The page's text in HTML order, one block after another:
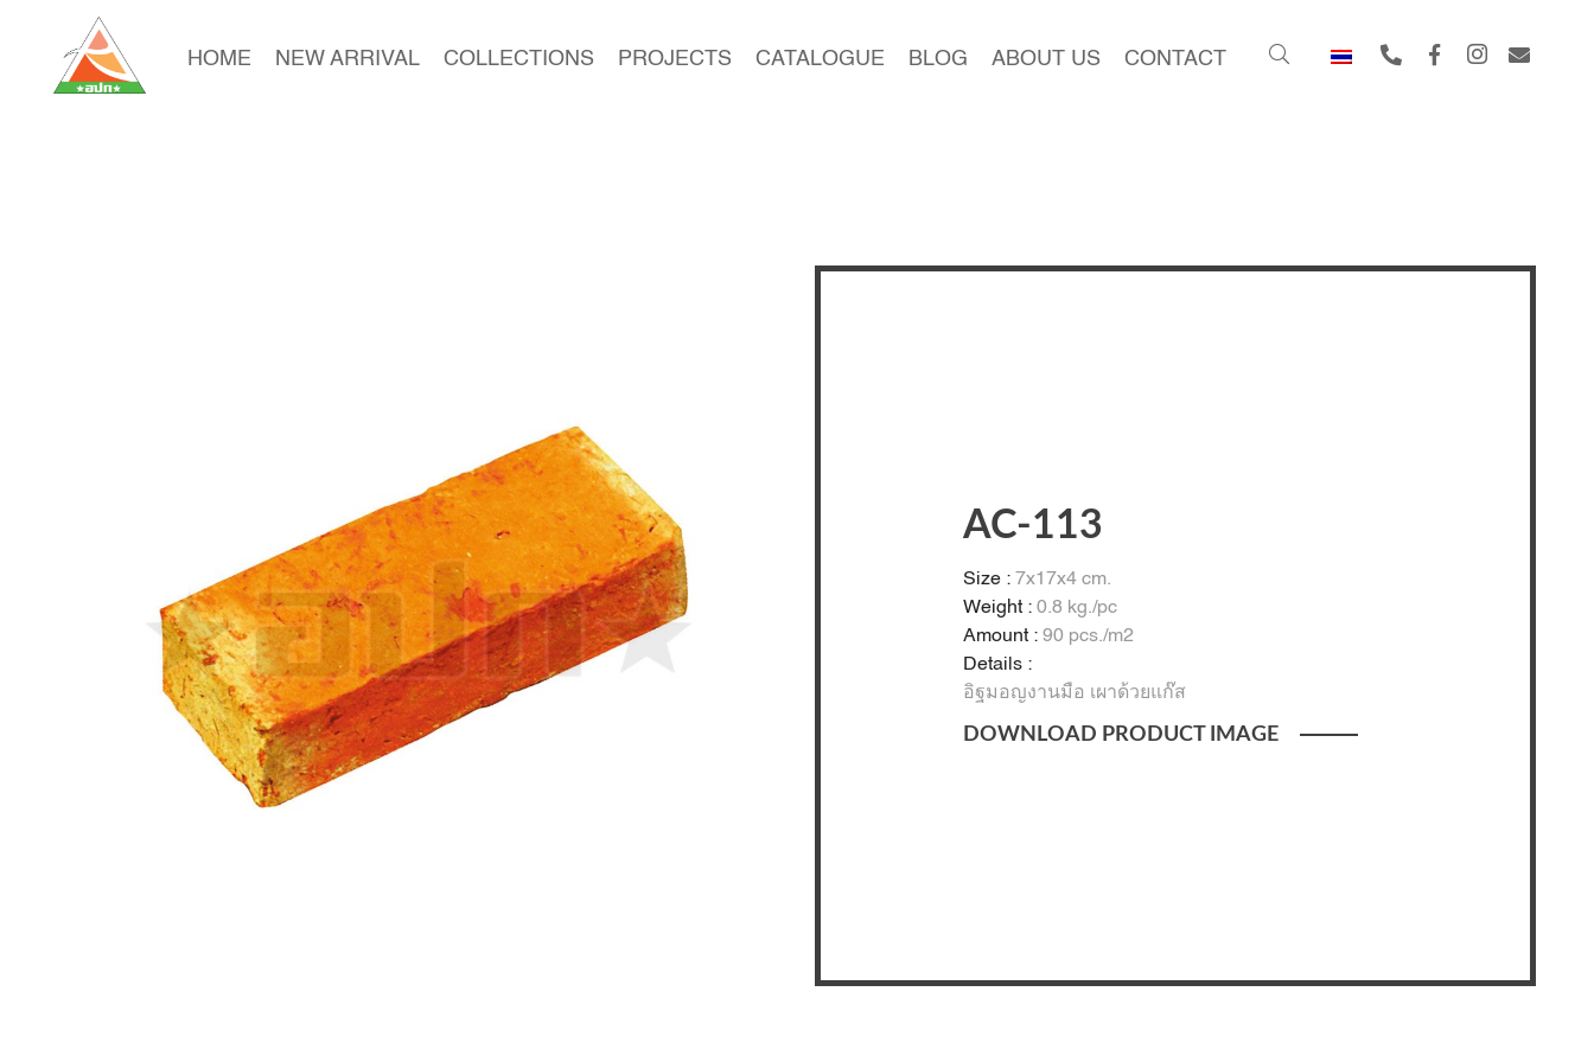
HOME NEW ARRIVAL COLLECTIONS PROJECTS CATALOGUE BLOG ABOUT US CONTACT
AC-113
Size :7x17x4 cm.
Weight :0.8 kg./pc
Amount :90 pcs./m2
Details :
อิฐมอญงานมือ เผาด้วยแก๊ส
DOWNLOAD PRODUCT IMAGE